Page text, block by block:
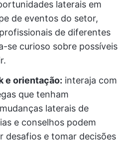
laterais em
de eventos do setor,
de diferentes
se curioso sobre possíveis
e orientação: interaja com
que tenham
laterais de
e conselhos podem
desafios e tomar decisões